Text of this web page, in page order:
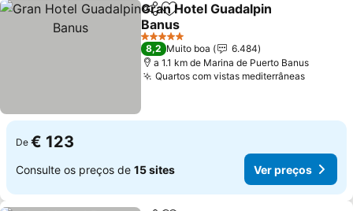
PartilharAdicionar aos favoritos
Gran Hotel Guadalpin
Banus
Ver preços
5 Estrelas
8,2 Muito boa
6.484
a 1.1 km de Marina de Puerto Banus
Quartos com vistas mediterrâneasVer
De € 123
Consulte os preços de 15 sites Ver preços